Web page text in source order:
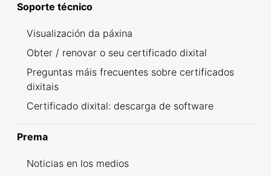
Soporte técnico
Visualización da páxina
Obter / renovar o seu certificado dixital
Preguntas máis frecuentes sobre certificados
dixitais
Certificado dixital: descarga de software
Prema
Noticias en los medios